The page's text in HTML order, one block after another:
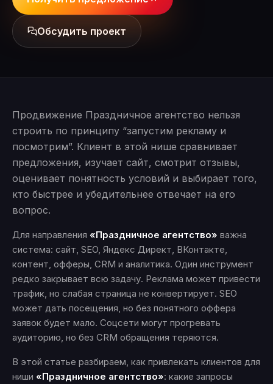
Обсудить проект
Продвижение Праздничное агентство нельзя
строить по принципу “запустим рекламу и
посмотрим”. Клиент в этой нише сравнивает
предложения, изучает сайт, смотрит отзывы,
оценивает понятность условий и выбирает того,
кто быстрее и убедительнее отвечает на его
вопрос.
Для направления «Праздничное агентство» важна
система: сайт, SEO, Яндекс Директ, ВКонтакте,
контент, офферы, CRM и аналитика. Один инструмент
редко закрывает всю задачу. Реклама может привести
трафик, но слабая страница не конвертирует. SEO
может дать посещения, но без понятного оффера
заявок будет мало. Соцсети могут прогревать
аудиторию, но без CRM обращения теряются.
В этой статье разбираем, как привлекать клиентов для
ниши «Праздничное агентство»: какие запросы